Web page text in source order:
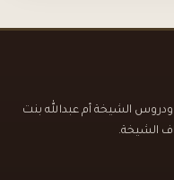
الشيخة أم عبدالله بنت
الشيخة.